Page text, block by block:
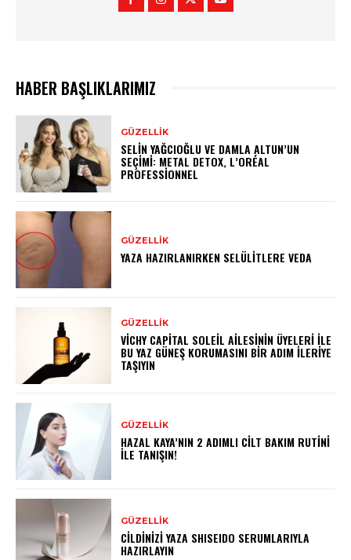
HABER BAŞLIKLARIMIZ
GÜZELLIK
SELIN YAĞCIOĞLU VE DAMLA ALTUN’UN
SEÇIMI: METAL DETOX, L’ORÉAL
PROFESSIONNEL
GÜZELLIK
YAZA HAZIRLANIRKEN SELÜLITLERE VEDA
GÜZELLIK
VICHY CAPITAL SOLEIL AILESININ ÜYELERI İLE
BU YAZ GÜNEŞ KORUMASINI BIR ADIM İLERIYE
TAŞIYIN
GÜZELLIK
HAZAL KAYA’NIN 2 ADIMLI CILT BAKIM RUTINI
İLE TANIŞIN!
GÜZELLIK
CILDINIZI YAZA SHISEIDO SERUMLARIYLA
HAZIRLAYIN